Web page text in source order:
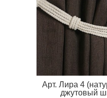
Арт. Лира 4
джутовый